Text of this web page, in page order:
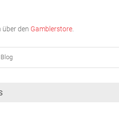
über den Gamblerstore
Blog